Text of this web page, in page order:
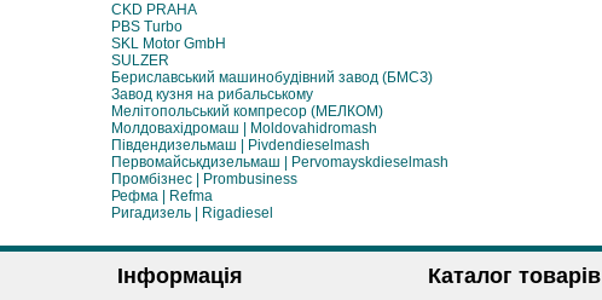
CKD PRAHA
PBS Turbo
SKL Motor GmbH
SULZER
Бериславський машинобудівний завод (БМСЗ)
Завод кузня на рибальському
Мелітопольський компресор (МЕЛКОМ)
Молдовахідромаш | Moldovahidromash
Південдизельмаш | Pivdendieselmash
Первомайськдизельмаш | Pervomayskdieselmash
Промбізнес | Prombusiness
Рефма | Refma
Ригадизель | Rigadiesel
Інформація Каталог товарів